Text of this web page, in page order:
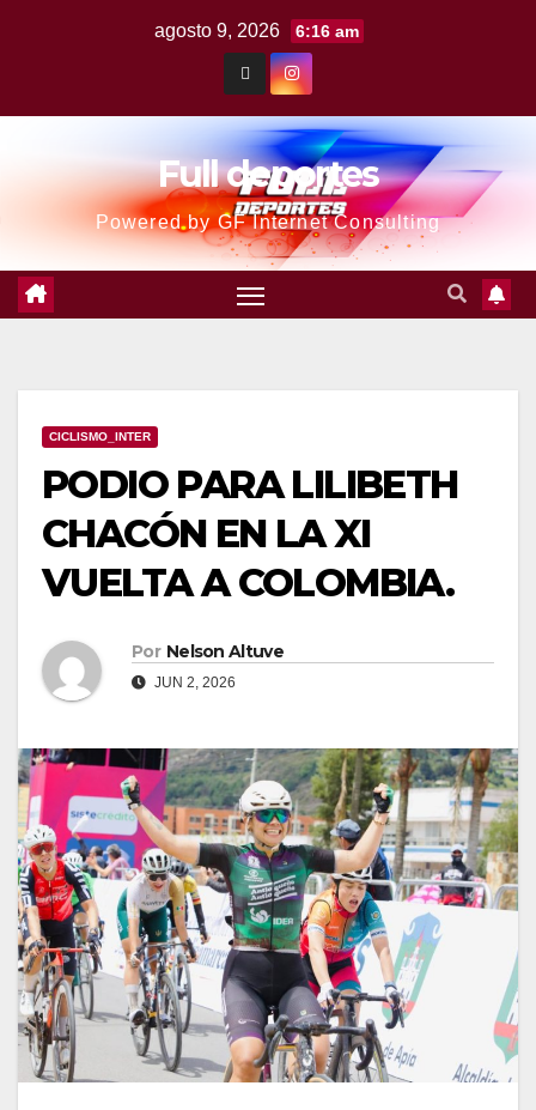
agosto 9, 2026 6:16 am
Full deportes
Powered by GF Internet Consulting
CICLISMO_INTER
PODIO PARA LILIBETH
CHACÓN EN LA XI
VUELTA A COLOMBIA.
Por Nelson Altuve
JUN 2, 2026